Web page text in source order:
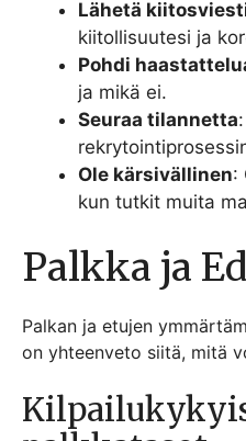
Lähetä
kiitollisuutesi ja
Pohdi
ja mikä ei.
Seuraa tilannetta
Ole kärsivällinen:
kun tutkit muita
Palkka ja
Palkan ja etujen
on yhteenveto siitä, mitä